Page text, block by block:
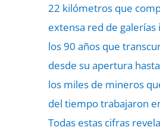
22 kilómetros que
extensa red de
los 90 años que
desde su apertura
los miles de mineros
del tiempo trabajaron
Todas estas cifras